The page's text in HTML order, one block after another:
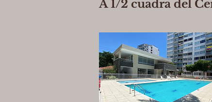
A 1/2 cuadra del